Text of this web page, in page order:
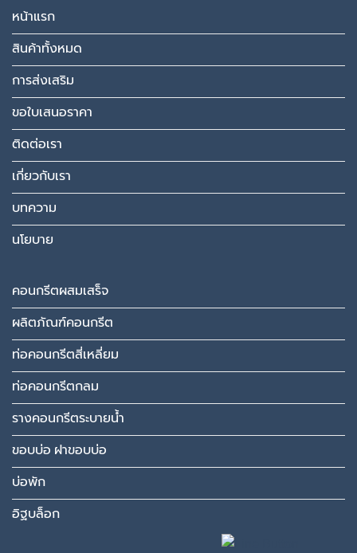
หน้าแรก
สินค้าทั้งหมด
การส่งเสริม
ขอใบเสนอราคา
ติดต่อเรา
เกี่ยวกับเรา
บทความ
นโยบาย
คอนกรีตผสมเสร็จ
ผลิตภัณฑ์คอนกรีต
ท่อคอนกรีตสี่เหลี่ยม
ท่อคอนกรีตกลม
รางคอนกรีตระบายน้ำ
ขอบบ่อ ฝาขอบบ่อ
บ่อพัก
อิฐบล็อก